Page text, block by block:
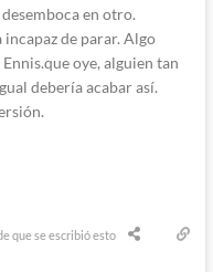
en otro.
de parar. Algo
oye, alguien tan
debería acabar así.
que se escribió esto